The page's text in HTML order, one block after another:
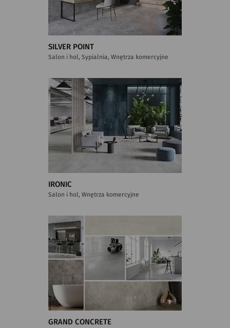
SILVER POINT
Salon i hol, Sypialnia, Wnętrza komercyjne
IRONIC
Salon i hol, Wnętrza komercyjne
GRAND CONCRETE